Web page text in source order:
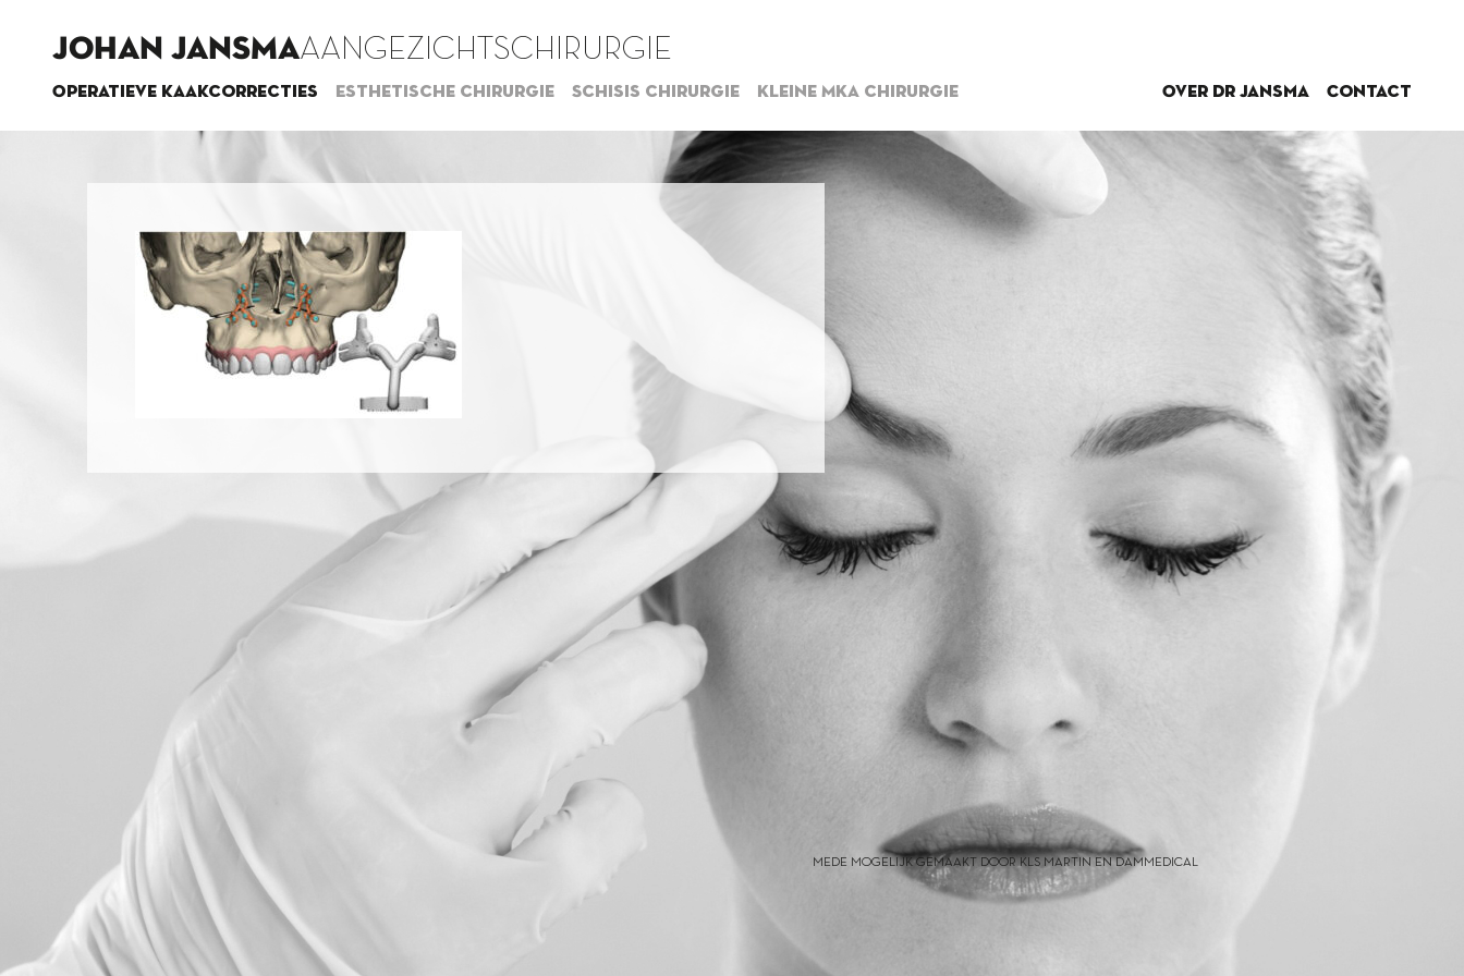
JOHAN JANSMAAANGEZICHTSCHIRURGIE
Operatieve kaakcorrecties Esthetische chirurgie Schisis chirurgie Kleine MKA chirurgie Over dr Jansma Contact
MEDE MOGELIJK GEMAAKT DOOR KLS MARTIN EN DAMMEDICAL